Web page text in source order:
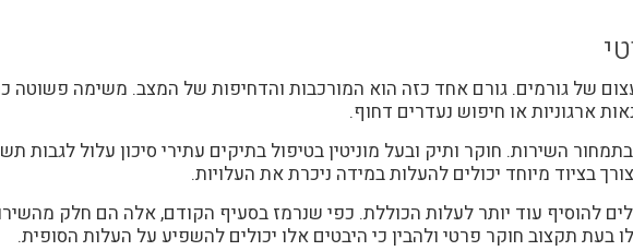
של גורמים. גורם אחד כזה הוא המורכבות והדחיפות של המצב. משימה פשוטה
ארגוניות או חיפוש נעדרים דחוף.
השירות. חוקר ותיק ובעל מוניטין בטיפול בתיקים עתירי סיכון עלול לגבות
בציוד מיוחד יכולים להעלות במידה ניכרת את העלויות.
להוסיף עוד יותר לעלות הכוללת. כפי שנרמז בסעיף הקודם, אלה הם חלק
תקצוב חוקר פרטי ולהבין כי היבטים אלו יכולים להשפיע על העלות הסופית.